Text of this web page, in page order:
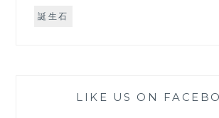
誕生石
LIKE US ON